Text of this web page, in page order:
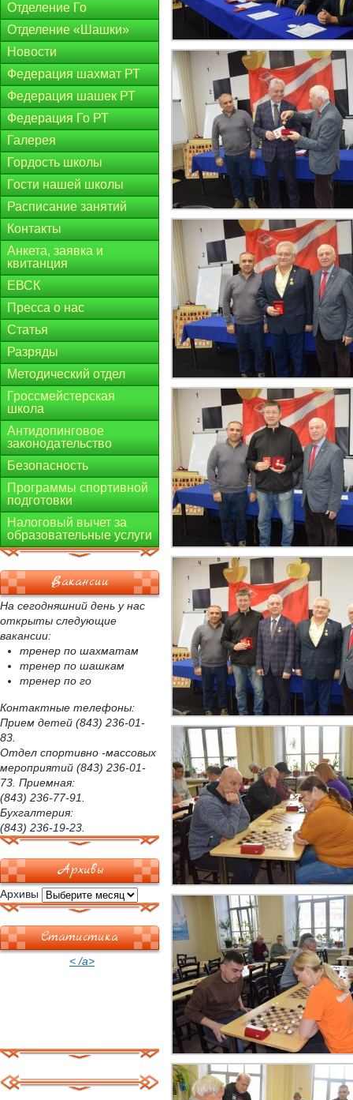
Отделение Го
Отделение «Шашки»
Новости
Федерация шахмат РТ
Федерация шашек РТ
Федерация Го РТ
Галерея
Гордость школы
Гости нашей школы
Расписание занятий
Контакты
Анкета, заявка и
квитанция
ЕВСК
Пресса о нас
Статья
Разряды
Методический отдел
Гроссмейстерская
школа
Антидопинговое
законодательство
Безопасность
Программы спортивной
подготовки
Налоговый вычет за
образовательные услуги
Вакансии
На сегодняшний день у нас
открыты следующие
вакансии:
тренер по шахматам
тренер по шашкам
тренер по го
Контактные телефоны:
Прием детей (843) 236-01-
83.
Отдел спортивно -массовых
мероприятий (843) 236-01-
73. Приемная:
(843) 236-77-91.
Бухгалтерия:
(843) 236-19-23.
Архивы
Архивы
Статистика
< /a>